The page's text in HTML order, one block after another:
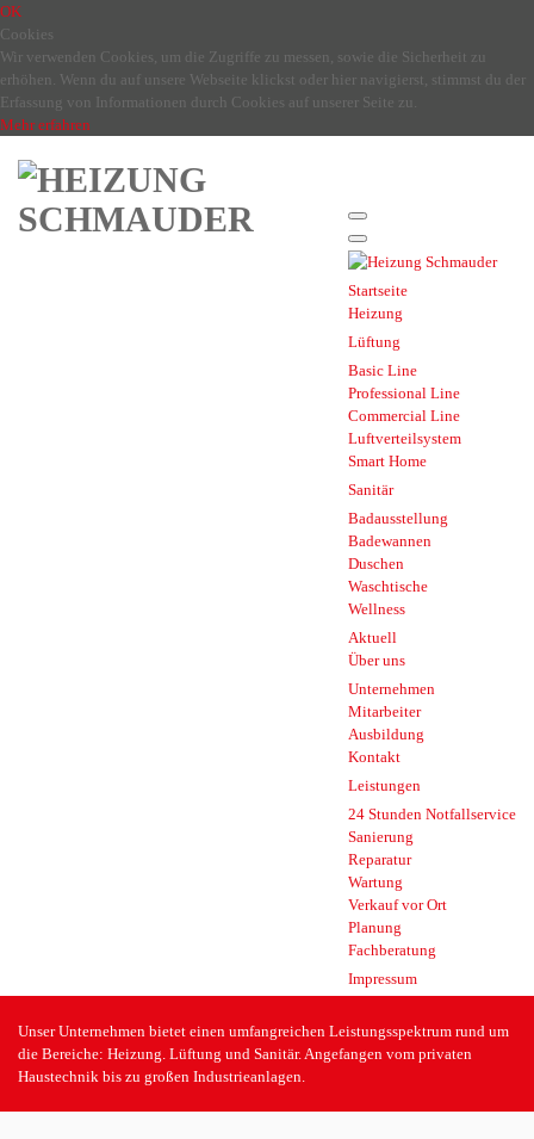
OK
Cookies
Wir verwenden Cookies, um die Zugriffe zu messen, sowie die Sicherheit zu
erhöhen. Wenn du auf unsere Webseite klickst oder hier navigierst, stimmst du der
Erfassung von Informationen durch Cookies auf unserer Seite zu.
Mehr erfahren
Startseite
Heizung
Lüftung
Basic Line
Professional Line
Commercial Line
Luftverteilsystem
Smart Home
Sanitär
Badausstellung
Badewannen
Duschen
Waschtische
Wellness
Aktuell
Über uns
Unternehmen
Mitarbeiter
Ausbildung
Kontakt
Leistungen
24 Stunden Notfallservice
Sanierung
Reparatur
Wartung
Verkauf vor Ort
Planung
Fachberatung
Impressum
Unser Unternehmen bietet einen umfangreichen Leistungsspektrum rund um
die Bereiche: Heizung. Lüftung und Sanitär. Angefangen vom privaten
Haustechnik bis zu großen Industrieanlagen.